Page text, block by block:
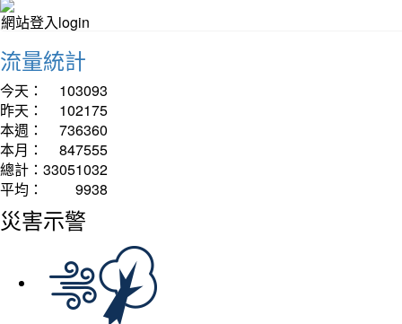
網站登入login
流量統計
今天：
103093
昨天：
102175
本週：
736360
本月：
847555
總計： 33051032
平均：
9938
災害示警